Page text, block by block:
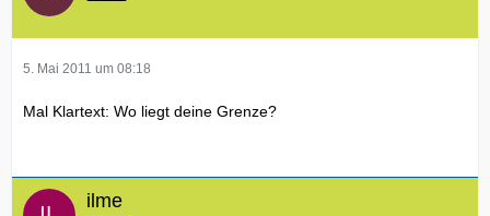
5. Mai 2011 um 08:18
Mal Klartext: Wo liegt deine Grenze?
ilme